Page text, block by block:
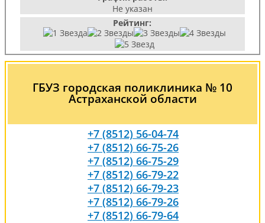
Не указан
Рейтинг:
ГБУЗ городская поликлиника № 10
Астраханской области
+7 (8512) 56-04-74
+7 (8512) 66-75-26
+7 (8512) 66-75-29
+7 (8512) 66-79-22
+7 (8512) 66-79-23
+7 (8512) 66-79-26
+7 (8512) 66-79-64